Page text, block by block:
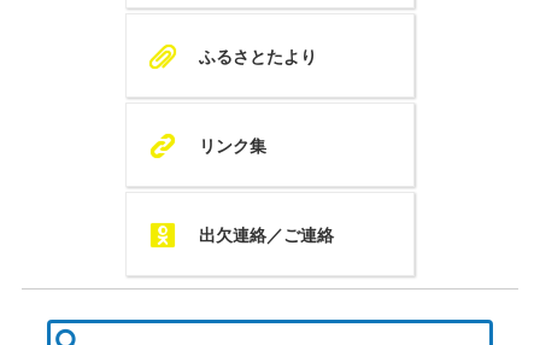
A ふるさとたより
K リンク集
Q 出欠連絡／ご連絡
検
索: